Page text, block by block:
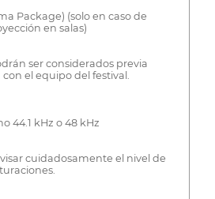
Package) (solo en caso de
en salas)
ser considerados previa
el equipo del festival.
44.1 kHz o 48 kHz
cuidadosamente el nivel de